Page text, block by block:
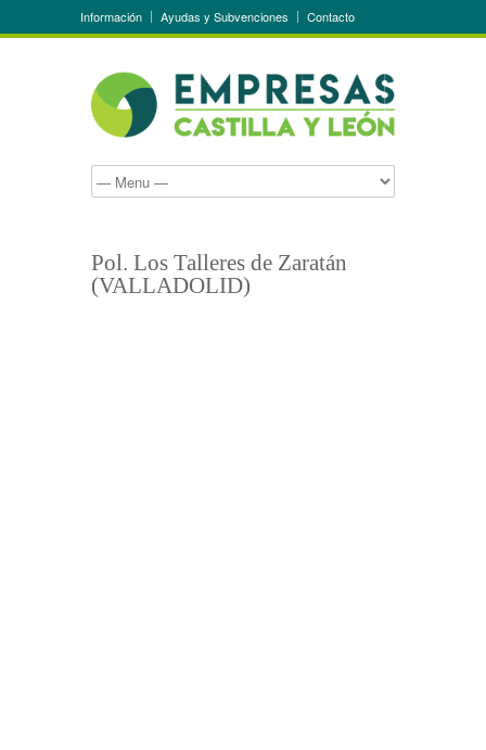
Información Ayudas y Subvenciones Contacto
Pol. Los Talleres de Zaratán
(VALLADOLID)